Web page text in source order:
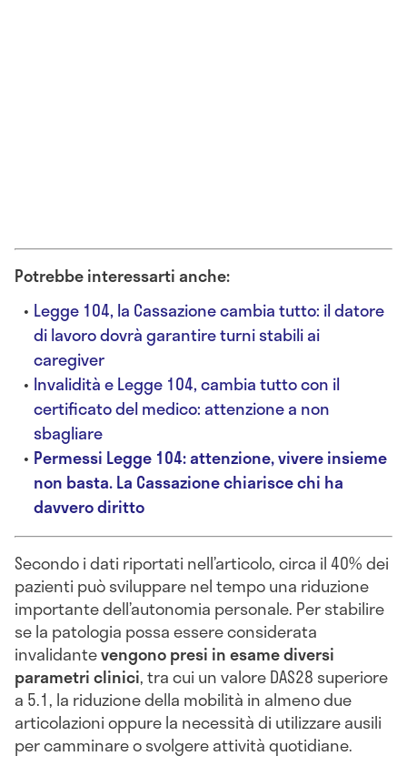
Potrebbe interessarti anche:
Legge 104, la Cassazione cambia tutto: il datore
di lavoro dovrà garantire turni stabili ai
caregiver
Invalidità e Legge 104, cambia tutto con il
certificato del medico: attenzione a non
sbagliare
Permessi Legge 104: attenzione, vivere insieme
non basta. La Cassazione chiarisce chi ha
davvero diritto
Secondo i dati riportati nell’articolo, circa il 40% dei
pazienti può sviluppare nel tempo una riduzione
importante dell’autonomia personale. Per stabilire
se la patologia possa essere considerata
invalidantevengono presi in esame diversi
parametri clinici, tra cui un valore DAS28 superiore
a 5.1, la riduzione della mobilità in almeno due
articolazioni oppure la necessità di utilizzare ausili
per camminare o svolgere attività quotidiane.